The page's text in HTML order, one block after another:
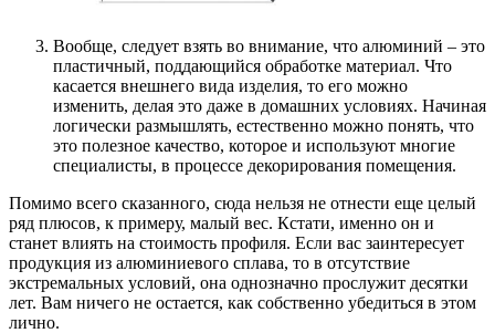
Вообще, следует взять во внимание, что алюминий – это
пластичный, поддающийся обработке материал. Что
касается внешнего вида изделия, то его можно
изменить, делая это даже в домашних условиях. Начиная
логически размышлять, естественно можно понять, что
это полезное качество, которое и используют многие
специалисты, в процессе декорирования помещения.
Помимо всего сказанного, сюда нельзя не отнести еще целый
ряд плюсов, к примеру, малый вес. Кстати, именно он и
станет влиять на стоимость профиля. Если вас заинтересует
продукция из алюминиевого сплава, то в отсутствие
экстремальных условий, она однозначно прослужит десятки
лет. Вам ничего не остается, как собственно убедиться в этом
лично.